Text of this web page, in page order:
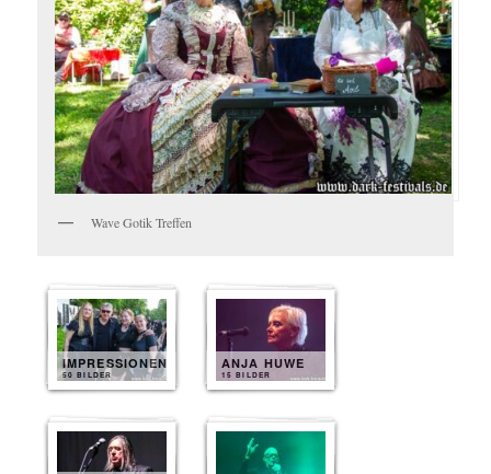
Wave Gotik Treffen
IMPRESSIONEN
50 BILDER
ANJA HUWE
15 BILDER